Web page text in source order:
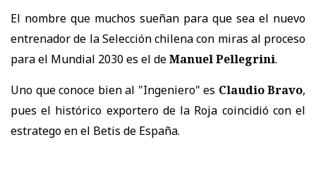
El nombre que muchos sueñan para que sea el nuevo
entrenador de la Selección chilena con miras al proceso
para el Mundial 2030 es el deManuel Pellegrini.
Uno que conoce bien al "Ingeniero" es Claudio Bravo,
pues el histórico exportero de la Roja coincidió con el
estratego en el Betis de España.